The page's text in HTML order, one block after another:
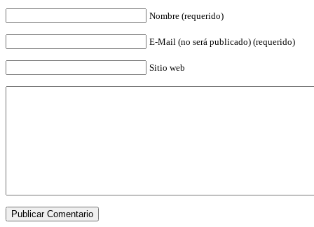
Nombre (requerido)
E-Mail (no será publicado) (requerido)
Sitio web